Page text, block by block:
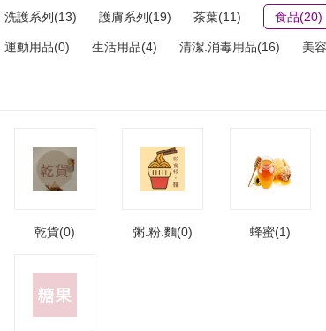
洗護系列(13) 護膚系列(19) 茶葉(11) 食品(20)
運動用品(0) 生活用品(4) 清潔.消毒用品(16) 美
乾貨(0) 粥.粉.麵(0) 蜂蜜(1)